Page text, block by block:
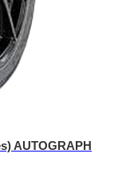
AUTOGRAPH